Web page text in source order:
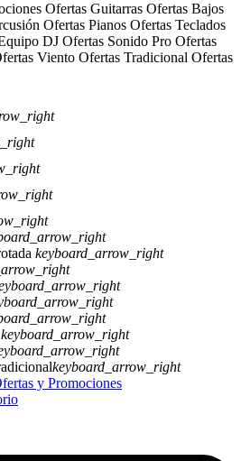
Ofertas Guitarras Ofertas Bajos
Ofertas Pianos Ofertas Teclados
DJ Ofertas Sonido Pro Ofertas
Viento Ofertas Tradicional Ofertas
keyboard_arrow_right
keyboard_arrow_right
keyboard_arrow_right
y Promociones